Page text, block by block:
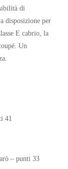
di
disposizione per
E cabrio, la
Un
41
– punti 33